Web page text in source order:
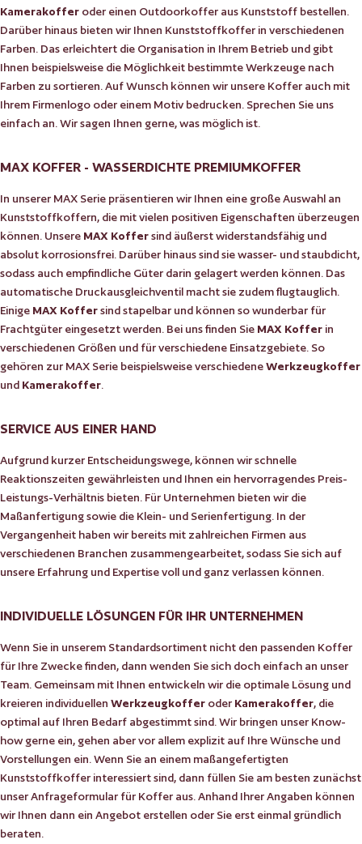
Kamerakoffer oder einen Outdoorkoffer aus Kunststoff bestellen.
Darüber hinaus bieten wir Ihnen Kunststoffkoffer in verschiedenen
Farben. Das erleichtert die Organisation in Ihrem Betrieb und gibt
Ihnen beispielsweise die Möglichkeit bestimmte Werkzeuge nach
Farben zu sortieren. Auf Wunsch können wir unsere Koffer auch mit
Ihrem Firmenlogo oder einem Motiv bedrucken. Sprechen Sie uns
einfach an. Wir sagen Ihnen gerne, was möglich ist.
MAX KOFFER - WASSERDICHTE PREMIUMKOFFER
In unserer MAX Serie präsentieren wir Ihnen eine große Auswahl an
Kunststoffkoffern, die mit vielen positiven Eigenschaften überzeugen
können. Unsere MAX Koffersind äußerst widerstandsfähig und
absolut korrosionsfrei. Darüber hinaus sind sie wasser- und staubdicht,
sodass auch empfindliche Güter darin gelagert werden können. Das
automatische Druckausgleichventil macht sie zudem flugtauglich.
Einige MAX Koffersind stapelbar und können so wunderbar für
Frachtgüter eingesetzt werden. Bei uns finden Sie MAX Koffer in
verschiedenen Größen und für verschiedene Einsatzgebiete. So
gehören zur MAX Serie beispielsweise verschiedeneWerkzeugkoffer
und Kamerakoffer.
SERVICE AUS EINER HAND
Aufgrund kurzer Entscheidungswege, können wir schnelle
Reaktionszeiten gewährleisten und Ihnen ein hervorragendes Preis-
Leistungs-Verhältnis bieten. Für Unternehmen bieten wir die
Maßanfertigung sowie die Klein- und Serienfertigung. In der
Vergangenheit haben wir bereits mit zahlreichen Firmen aus
verschiedenen Branchen zusammengearbeitet, sodass Sie sich auf
unsere Erfahrung und Expertise voll und ganz verlassen können.
INDIVIDUELLE LÖSUNGEN FÜR IHR UNTERNEHMEN
Wenn Sie in unserem Standardsortiment nicht den passenden Koffer
für Ihre Zwecke finden, dann wenden Sie sich doch einfach an unser
Team. Gemeinsam mit Ihnen entwickeln wir die optimale Lösung und
kreieren individuellen Werkzeugkoffer oder Kamerakoffer, die
optimal auf Ihren Bedarf abgestimmt sind. Wir bringen unser Know-
how gerne ein, gehen aber vor allem explizit auf Ihre Wünsche und
Vorstellungen ein. Wenn Sie an einem maßangefertigten
Kunststoffkoffer interessiert sind, dann füllen Sie am besten zunächst
unser Anfrageformular für Koffer aus. Anhand Ihrer Angaben können
wir Ihnen dann ein Angebot erstellen oder Sie erst einmal gründlich
beraten.